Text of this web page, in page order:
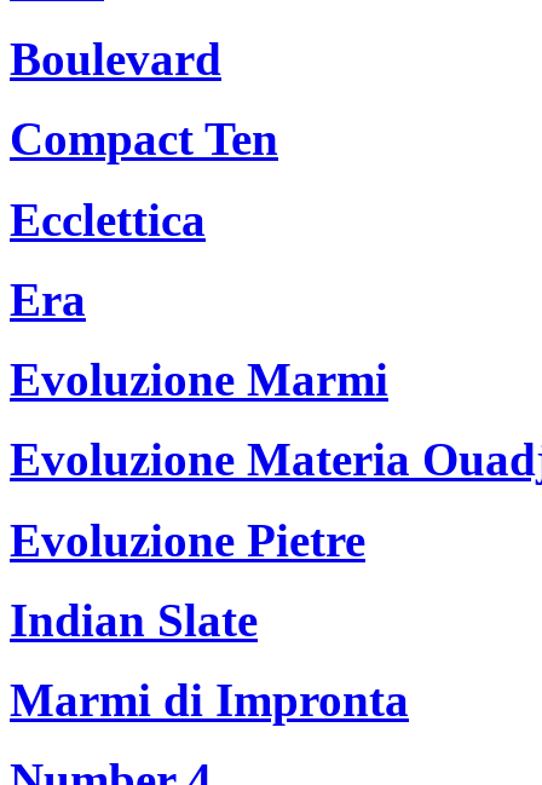
Boulevard
Compact Ten
Ecclettica
Era
Evoluzione Marmi
Evoluzione Materia
Evoluzione Pietre
Indian Slate
Marmi di Impronta